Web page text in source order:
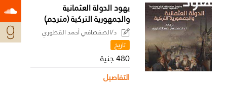
يهود الدولة العثمانية
والجمهورية التركية (مترجم)
د/الصفصافي أحمد القطوري
تاريخ
480 جنية
التفاصيل